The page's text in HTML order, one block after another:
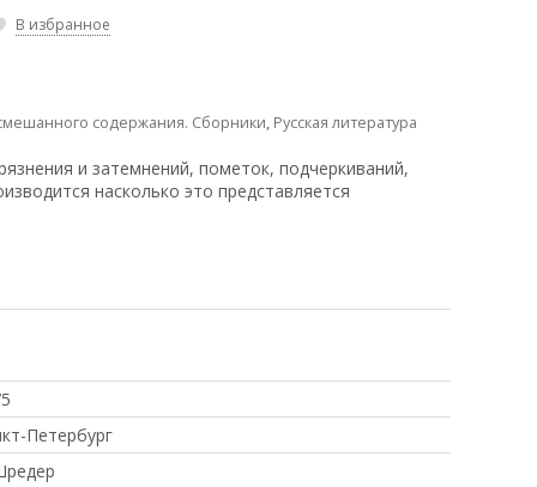
В избранное
содержания. Сборники, Русская литература
и затемнений, пометок, подчеркиваний,
насколько это представляется
Петербург